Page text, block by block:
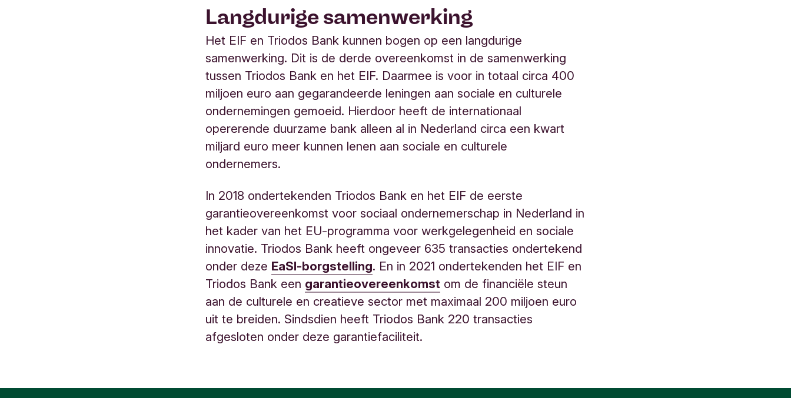
Langdurige samenwerking
Het EIF en Triodos Bank kunnen bogen op een langdurige
samenwerking. Dit is de derde overeenkomst in de samenwerking
tussen Triodos Bank en het EIF. Daarmee is voor in totaal circa 400
miljoen euro aan gegarandeerde leningen aan sociale en culturele
ondernemingen gemoeid. Hierdoor heeft de internationaal
opererende duurzame bank alleen al in Nederland circa een kwart
miljard euro meer kunnen lenen aan sociale en culturele
ondernemers.
In 2018 ondertekenden Triodos Bank en het EIF de eerste
garantieovereenkomst voor sociaal ondernemerschap in Nederland in
het kader van het EU-programma voor werkgelegenheid en sociale
innovatie. Triodos Bank heeft ongeveer 635 transacties ondertekend
onder deze EaSI-borgstelling. En in 2021 ondertekenden het EIF en
Triodos Bank een garantieovereenkomst om de financiële steun
aan de culturele en creatieve sector met maximaal 200 miljoen euro
uit te breiden. Sindsdien heeft Triodos Bank 220 transacties
afgesloten onder deze garantiefaciliteit.